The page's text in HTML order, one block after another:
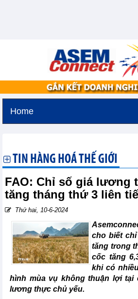
Home
TIN HÀNG HOÁ THẾ GIỚI
FAO: Chỉ số giá lương
tăng tháng thứ 3 liên
Thứ hai, 10-6-2024
cho biết
tăng trong
cốc tăng
khi có
hình mùa vụ không thuận lợi tại
lương thực chủ yếu.